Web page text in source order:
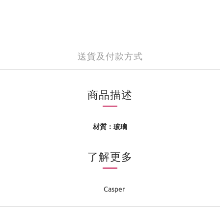
送貨及付款方式
商品描述
材質：玻璃
了解更多